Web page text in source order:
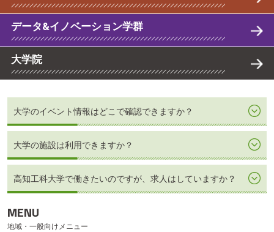
データ&イノベーション学群
大学院
大学のイベント情報はどこで確認できますか？
大学の施設は利用できますか？
高知工科大学で働きたいのですが、求人はしていますか？
MENU
地域・一般向けメニュー